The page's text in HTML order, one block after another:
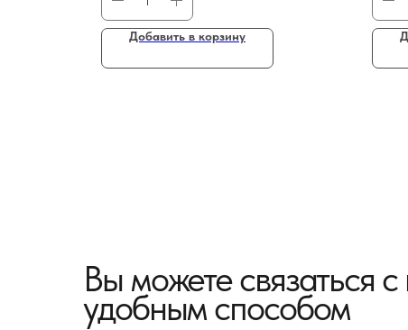
Добавить в корзину
Вы можете связаться
удобным способом